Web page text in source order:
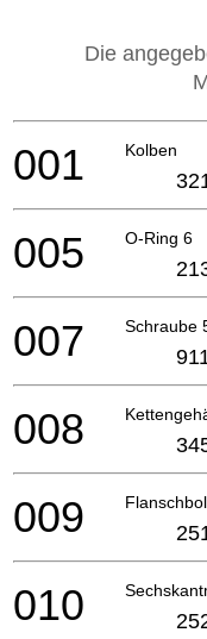
Die
Kolben
001
O-Ring 6
005
Schraube
007
008
009
010